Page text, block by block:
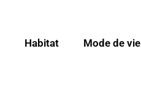
Habitat Mode de vie